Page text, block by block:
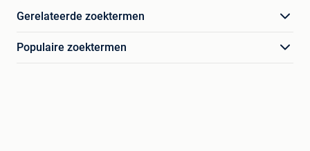
Gerelateerde zoektermen
Populaire zoektermen